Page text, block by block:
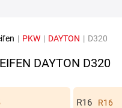
| PKW | DAYTON | D320
DAYTON D320
R16